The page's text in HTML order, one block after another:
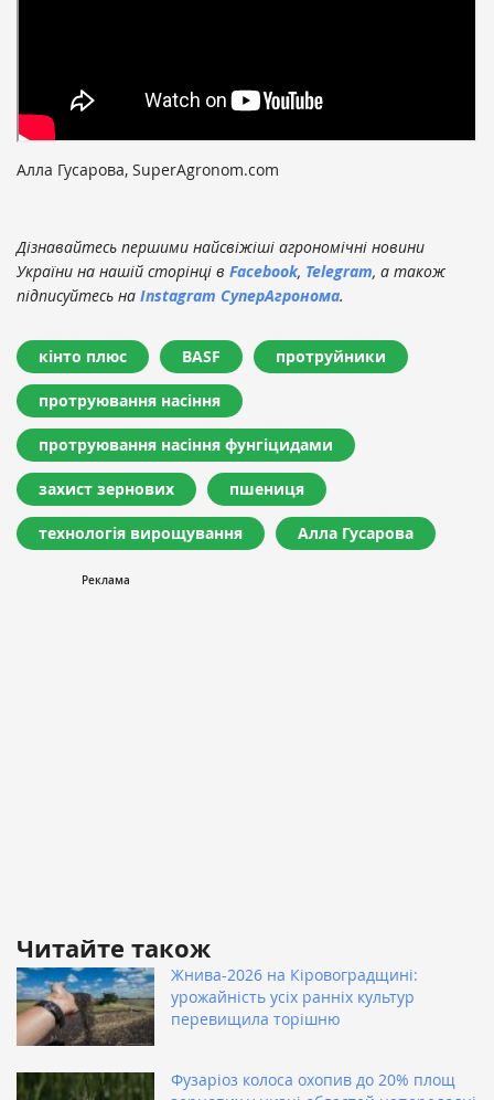
Алла Гусарова, SuperAgronom.com
Дізнавайтесь першими найсвіжіші агрономічні новини
України на нашій сторінці в Facebook, Telegram, а також
підписуйтесь на Instagram СуперАгронома.
кінто плюс BASF протруйники
протруювання насіння
протруювання насіння фунгіцидами
захист зернових пшениця
технологія вирощування Алла Гусарова
Читайте також
Жнива-2026 на Кіровоградщині:
урожайність усіх ранніх культур
перевищила торішню
Фузаріоз колоса охопив до 20% площ